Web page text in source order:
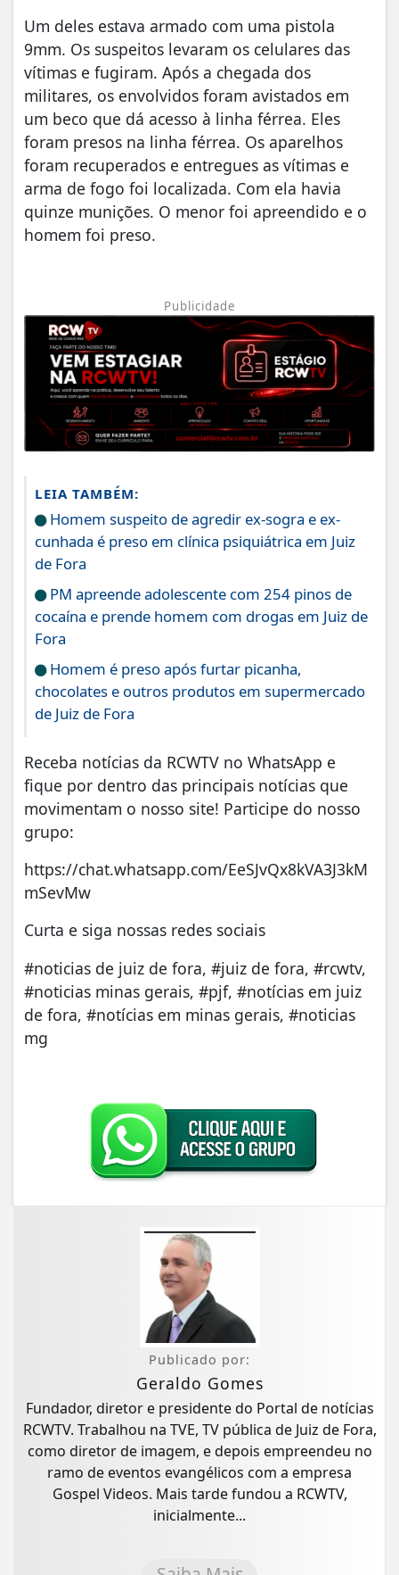
Um deles estava armado com uma pistola
9mm. Os suspeitos levaram os celulares das
vítimas e fugiram. Após a chegada dos
militares, os envolvidos foram avistados em
um beco que dá acesso à linha férrea. Eles
foram presos na linha férrea. Os aparelhos
foram recuperados e entregues as vítimas e
arma de fogo foi localizada. Com ela havia
quinze munições. O menor foi apreendido e o
homem foi preso.
Publicidade
LEIA TAMBÉM:
Homem suspeito de agredir ex-sogra e ex-
cunhada é preso em clínica psiquiátrica em Juiz
de Fora
PM apreende adolescente com 254 pinos de
cocaína e prende homem com drogas em Juiz de
Fora
Homem é preso após furtar picanha,
chocolates e outros produtos em supermercado
de Juiz de Fora
Receba notícias da RCWTV no WhatsApp e
fique por dentro das principais notícias que
movimentam o nosso site! Participe do nosso
grupo:
https://chat.whatsapp.com/EeSJvQx8kVA3J3kM
mSevMw
Curta e siga nossas redes sociais
#noticias de juiz de fora, #juiz de fora, #rcwtv,
#noticias minas gerais, #pjf, #notícias em juiz
de fora, #notícias em minas gerais, #noticias
mg
Publicado por:
Geraldo Gomes
Fundador, diretor e presidente do Portal de notícias
RCWTV. Trabalhou na TVE, TV pública de Juiz de Fora,
como diretor de imagem, e depois empreendeu no
ramo de eventos evangélicos com a empresa
Gospel Videos. Mais tarde fundou a RCWTV,
inicialmente...